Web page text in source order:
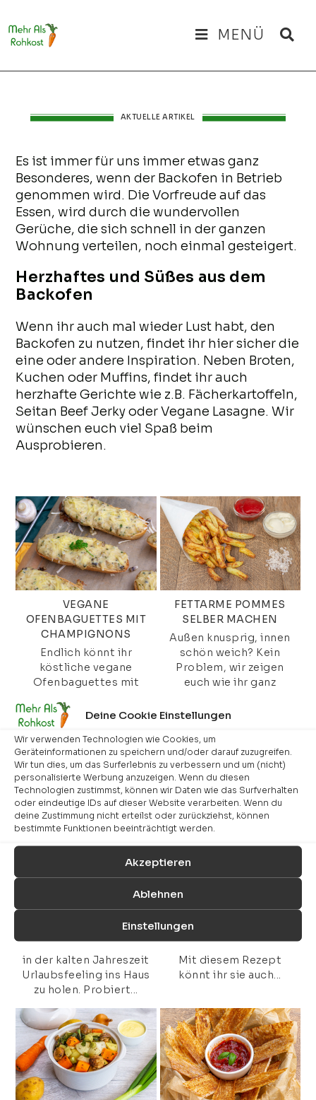
Deine Cookie Einstellungen
Wir verwenden Technologien wie Cookies, um
Geräteinformationen zu speichern und/oder darauf zuzugreifen.
Wir tun dies, um das Surferlebnis zu verbessern und um (nicht)
personalisierte Werbung anzuzeigen. Wenn du diesen
Technologien zustimmst, können wir Daten wie das Surfverhalten
oder eindeutige IDs auf dieser Website verarbeiten. Wenn du
deine Zustimmung nicht erteilst oder zurückziehst, können
bestimmte Funktionen beeinträchtigt werden.
Akzeptieren
Ablehnen
Einstellungen
MENÜ
AKTUELLE ARTIKEL
Es ist immer für uns immer etwas ganz
Besonderes, wenn der Backofen in Betrieb
genommen wird. Die Vorfreude auf das
Essen, wird durch die wundervollen
Gerüche, die sich schnell in der ganzen
Wohnung verteilen, noch einmal gesteigert.
Herzhaftes und Süßes aus dem
Backofen
Wenn ihr auch mal wieder Lust habt, den
Backofen zu nutzen, findet ihr hier sicher die
eine oder andere Inspiration. Neben Broten,
Kuchen oder Muffins, findet ihr auch
herzhafte Gerichte wie z.B. Fächerkartoffeln,
Seitan Beef Jerky oder Vegane Lasagne. Wir
wünschen euch viel Spaß beim
Ausprobieren.
VEGANE
OFENBAGUETTES MIT
CHAMPIGNONS
Endlich könnt ihr
köstliche vegane
Ofenbaguettes mit
machen. Das ist mit
diesem Rezept
kinderleicht...
FETTARME POMMES
SELBER MACHEN
Außen knusprig, innen
schön weich? Kein
Problem, wir zeigen
euch wie ihr ganz
selber machen könnt.
VEGANE EMPANADAS –
SPANISCHE
eine köstliche
Möglichkeit, sich sogar
in der kalten Jahreszeit
Urlaubsfeeling ins Haus
zu holen. Probiert...
COCA MALLORQUINA -
COCA DE TRAMPÓ
Die Coca mallorquina ist
Leckerei die man überall
auf Mallorca bekommt.
Mit diesem Rezept
könnt ihr sie auch...